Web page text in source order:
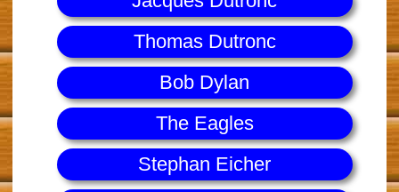
Thomas Dutronc
Bob Dylan
The Eagles
Stephan Eicher